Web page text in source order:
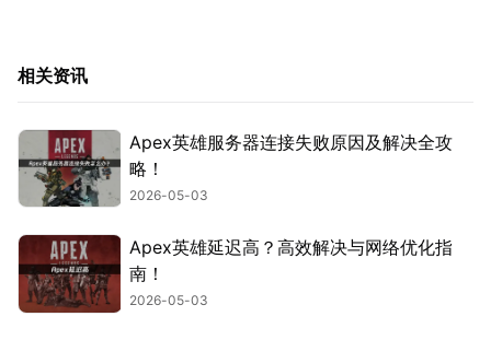
相关资讯
Apex英雄服务器连接失败原因及解决全攻
略！
2026-05-03
Apex英雄延迟高？高效解决与网络优化指
南！
2026-05-03